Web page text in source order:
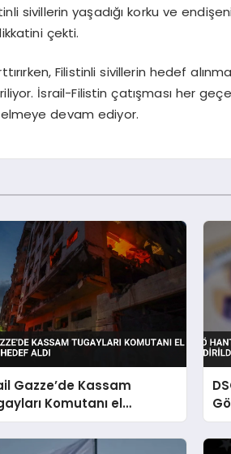
sivillerin yaşadığı korku ve
çekti.
Filistinli sivillerin hedef
İsrail-Filistin çatışması her
devam ediyor.
Gazze’de Kassam
Komutanı el
Hedef Aldı